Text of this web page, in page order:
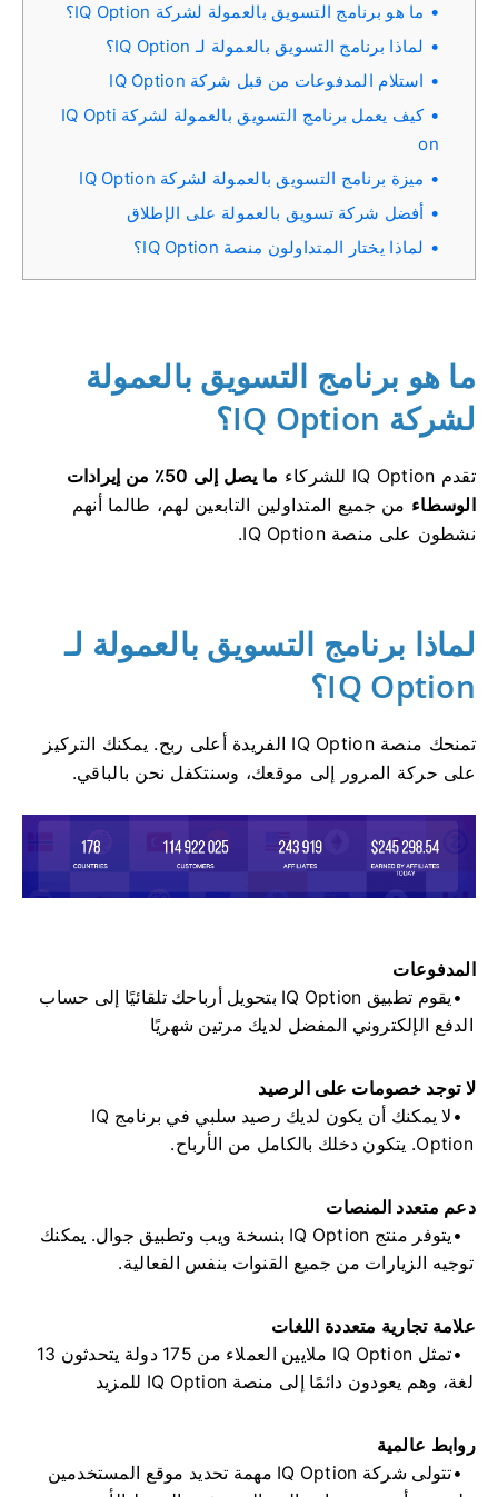
ما هو برنامج التسويق بالعمولة لشركة IQ Option؟
لماذا برنامج التسويق بالعمولة لـ IQ Option؟
استلام المدفوعات من قبل شركة IQ Option
كيف يعمل برنامج التسويق بالعمولة لشركة IQ Opti
on
ميزة برنامج التسويق بالعمولة لشركة IQ Option
أفضل شركة تسويق بالعمولة على الإطلاق
لماذا يختار المتداولون منصة IQ Option؟
ما هو برنامج التسويق بالعمولة
لشركة IQ Option؟
تقدم IQ Option للشركاء
ما يصل إلى 50٪ من إيرادات
الوسطاء من جميع المتداولين التابعين لهم، طالما أنهم
نشطون على منصة IQ Option.
لماذا برنامج التسويق بالعمولة لـ
IQ Option؟
تمنحك منصة IQ Option الفريدة أعلى ربح. يمكنك التركيز
على حركة المرور إلى موقعك، وسنتكفل نحن بالباقي.
المدفوعات
يقوم تطبيق IQ Option بتحويل أرباحك تلقائيًا إلى حساب
الدفع الإلكتروني المفضل لديك مرتين شهريًا
لا توجد خصومات على الرصيد
لا يمكنك أن يكون لديك رصيد سلبي في برنامج IQ
Option. يتكون دخلك بالكامل من الأرباح.
دعم متعدد المنصات
يتوفر منتج IQ Option بنسخة ويب وتطبيق جوال. يمكنك
توجيه الزيارات من جميع القنوات بنفس الفعالية.
علامة تجارية متعددة اللغات
تمثل IQ Option ملايين العملاء من 175 دولة يتحدثون 13
لغة، وهم يعودون دائمًا إلى منصة IQ Option للمزيد
روابط عالمية
تتولى شركة IQ Option مهمة تحديد موقع المستخدمين